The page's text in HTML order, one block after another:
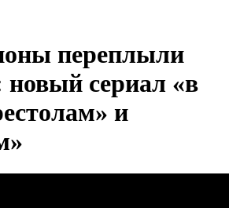
переплыли
сериал «в
и